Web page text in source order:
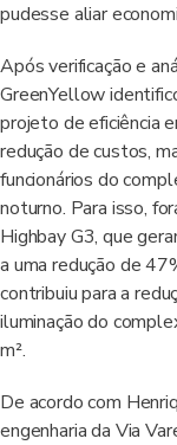
pudesse aliar
Após verificação e
GreenYellow
projeto de eficiência
redução de custos,
funcionários do
noturno. Para isso,
Highbay G3, que
a uma redução de
contribuiu para a
iluminação do
m².
De acordo com
engenharia da Via